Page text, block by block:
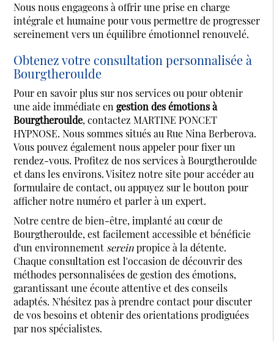
Nous nous engageons à offrir une prise en charge
intégrale et humaine pour vous permettre de progresser
sereinement vers un équilibre émotionnel renouvelé.
Obtenez votre consultation personnalisée à
Bourgtheroulde
Pour en savoir plus sur nos services ou pour obtenir
une aide immédiate engestion des émotions à
Bourgtheroulde, contactez MARTINE PONCET
HYPNOSE. Nous sommes situés au Rue Nina Berberova.
Vous pouvez également nous appeler pour fixer un
rendez-vous. Profitez de nos services à Bourgtheroulde
et dans les environs. Visitez notre site pour accéder au
formulaire de contact, ou appuyez sur le bouton pour
afficher notre numéro et parler à un expert.
Notre centre de bien-être, implanté au cœur de
Bourgtheroulde, est facilement accessible et bénéficie
d'un environnement sereinpropice à la détente.
Chaque consultation est l'occasion de découvrir des
méthodes personnalisées de gestion des émotions,
garantissant une écoute attentive et des conseils
adaptés. N'hésitez pas à prendre contact pour discuter
de vos besoins et obtenir des orientations prodiguées
par nos spécialistes.